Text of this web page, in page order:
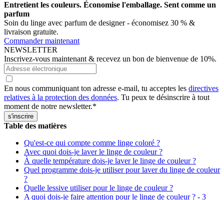
Entretient les couleurs. Économise l'emballage. Sent comme un
parfum
Soin du linge avec parfum de designer - économisez 30 % &
livraison gratuite.
Commander maintenant
NEWSLETTER
Inscrivez-vous maintenant & recevez un bon de bienvenue de 10%.
En nous communiquant ton adresse e-mail, tu acceptes les directives
relatives à la protection des données. Tu peux te désinscrire à tout
moment de notre newsletter.*
Table des matières
Qu'est-ce qui compte comme linge coloré ?
Avec quoi dois-je laver le linge de couleur ?
À quelle température dois-je laver le linge de couleur ?
Quel programme dois-je utiliser pour laver du linge de couleur
?
Quelle lessive utiliser pour le linge de couleur ?
A quoi dois-je faire attention pour le linge de couleur ? - 3